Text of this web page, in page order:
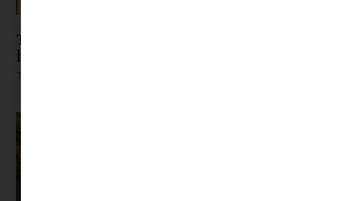
Templomséták: Városi mikrokalandok a
hétköznapok zajában